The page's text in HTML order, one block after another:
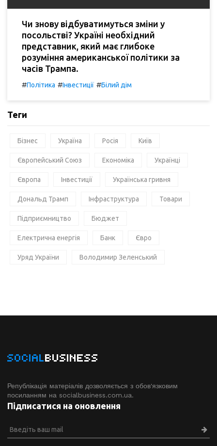
Чи знову відбуватимуться зміни у
посольстві? Україні необхідний
представник, який має глибоке
розуміння американської політики за
часів Трампа.
#Політика #Інвестиції #Білий дім
Теги
Бізнес Україна Росія Київ
Європейський Союз Економіка Українці
Європа Інвестиції Українська гривня
Дональд Трамп Інфраструктура Товари
Підприємництво Бюджет
Електрична енергія Банк Євро
Уряд України Володимир Зеленський
SOCIALBUSINESS
Републікація матеріалів дозволяється з обов'язковим
посиланням на socialbusiness.com.ua.
Підписатися на оновлення